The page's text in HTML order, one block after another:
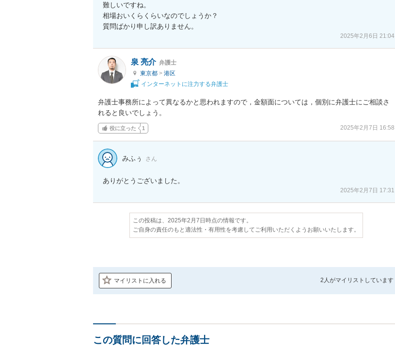
難しいですね。
相場おいくらくらいなのでしょうか？
質問ばかり申し訳ありません。
2025年2月6日 21:04
泉 亮介 弁護士
東京都 > 港区
インターネットに注力する弁護士
弁護士事務所によって異なるかと思われますので，金額面については，個別に弁護士にご相談さ
れると良いでしょう。
役に立った 1 2025年2月7日 16:58
みふぅ さん
ありがとうございました。
2025年2月7日 17:31
この投稿は、2025年2月7日時点の情報です。
ご自身の責任のもと適法性・有用性を考慮してご利用いただくようお願いいたします。
マイリストに入れる 2人がマイリストしています
この質問に回答した弁護士